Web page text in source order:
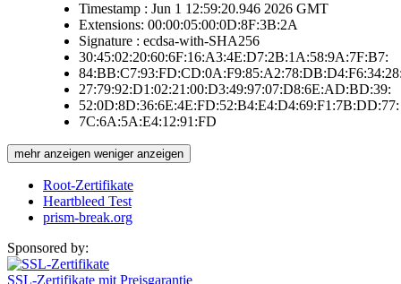
Timestamp : Jun 1 12:59:20.946 2026 GMT
Extensions: 00:00:05:00:0D:8F:3B:2A
Signature : ecdsa-with-SHA256
30:45:02:20:60:6F:16:A3:4E:D7:2B:1A:58:9A:7F:B7:
27:79:92:D1:02:21:00:D3:49:97:07:D8:6E:AD:BD:39:
52:0D:8D:36:6E:4E:FD:52:B4:E4:D4:69:F1:7B:DD:77:
7C:6A:5A:E4:12:91:FD
mehr anzeigen weniger anzeigen
Root-Zertifikate
Heartbleed Test
prism-break.org
Sponsored by:
SSL-Zertifikate mit Preisgarantie